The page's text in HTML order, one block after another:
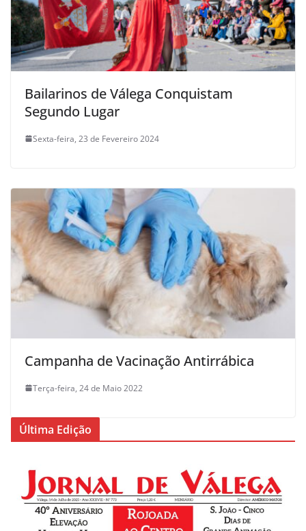
Bailarinos de Válega Conquistam
Segundo Lugar
Sexta-feira, 23 de Fevereiro 2024
Campanha de Vacinação Antirrábica
Terça-feira, 24 de Maio 2022
Última Edição